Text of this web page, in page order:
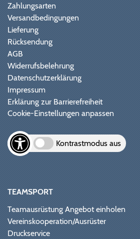
Zahlungsarten
Versandbedingungen
Lieferung
Rücksendung
AGB
Widerrufsbelehrung
Datenschutzerklärung
Impressum
Erklärung zur Barrierefreiheit
Cookie-Einstellungen anpassen
Kontrastmodus aus
TEAMSPORT
Teamausrüstung Angebot einholen
Vereinskooperation/Ausrüster
Druckservice